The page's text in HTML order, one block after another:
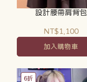
設計腰帶肩背包
NT$1,100
加入購物車
6折